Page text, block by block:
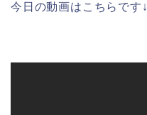
今日の動画はこちらです↓